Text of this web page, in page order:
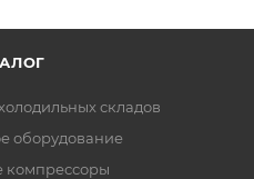
складов
оборудование
компрессоры